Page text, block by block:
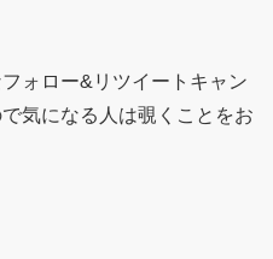
ォロー&リツイートキャン
気になる人は覗くことをお